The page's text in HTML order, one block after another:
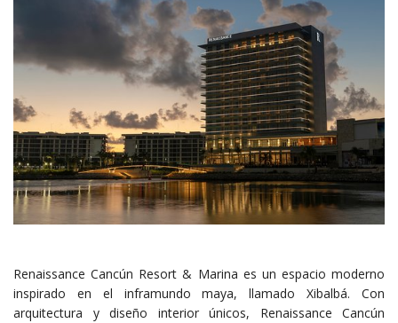
Renaissance Cancún Resort & Marina es un espacio moderno
inspirado en el inframundo maya, llamado Xibalbá. Con
arquitectura y diseño interior únicos, Renaissance Cancún